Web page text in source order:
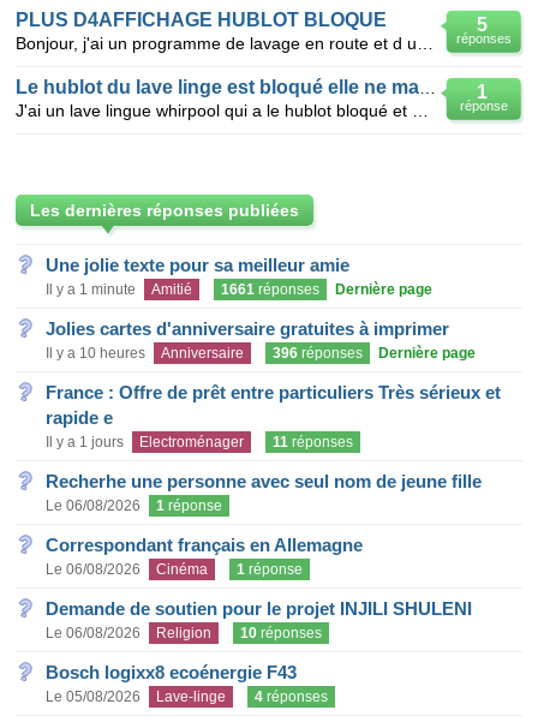
5
réponses
PLUS D4AFFICHAGE HUBLOT BLOQUE
1
réponse
Les dernières réponses publiées
Une jolie texte pour sa meilleur amie
Il y a 1 minute Amitié 1661 réponses Dernière page
Jolies cartes d'anniversaire gratuites à imprimer
Il y a 10 heures Anniversaire 396 réponses Dernière page
France : Offre de prêt entre particuliers Très sérieux et
rapide e
Il y a 1 jours Electroménager 11 réponses
Recherhe une personne avec seul nom de jeune fille
Le 06/08/2026 1 réponse
Correspondant français en Allemagne
Le 06/08/2026 Cinéma 1 réponse
Demande de soutien pour le projet INJILI SHULENI
Le 06/08/2026 Religion 10 réponses
Bosch logixx8 ecoénergie F43
Le 05/08/2026 Lave-linge 4 réponses